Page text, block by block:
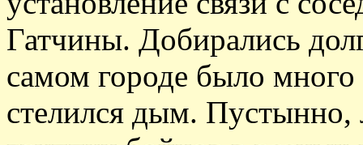
Гатчины. Добирались
самом городе было
стелился дым. Пустынно,